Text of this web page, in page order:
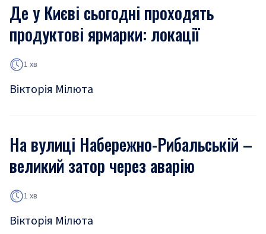
Де у Києві сьогодні проходять
продуктові ярмарки: локації
1 хв
Вікторія Мілюта
На вулиці Набережно-Рибальській –
великий затор через аварію
1 хв
Вікторія Мілюта